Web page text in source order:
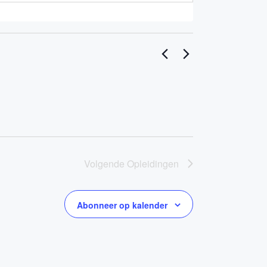
Volgende Opleidingen
Abonneer op kalender